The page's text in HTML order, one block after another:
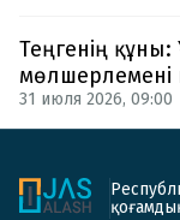
Теңгенің
мөлшерлемені
31 июля 2026, 09:00